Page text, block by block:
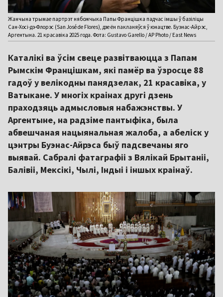
Жанчына трымае партрэт нябожчыка Папы Францішка падчас імшы ў базіліцы
Сан-Хосі-дэ-Флорэс (San José de Flores), дзе ён пакланяўся ў юнацтве. Буэнас-Айрэс,
Аргентына. 21 красавіка 2025 года. Фота: Gustavo Garello / AP Photo / East News
Каталікі ва ўсім свеце развітваюцца з Папам
Рымскім Францішкам, які памёр ва ўзросце 88
гадоў у велікодны панядзелак, 21 красавіка, у
Ватыкане. У многіх краінах другі дзень
праходзяць адмысловыя набажэнствы. У
Аргентыне, на радзіме пантыфіка, была
абвешчаная нацыянальная жалоба, а абеліск у
цэнтры Буэнас-Айрэса быў падсвечаны яго
выявай. Сабралі фатаграфіі з Вялікай Брытаніі,
Балівіі, Мексікі, Чылі, Індыі і іншых краінаў.